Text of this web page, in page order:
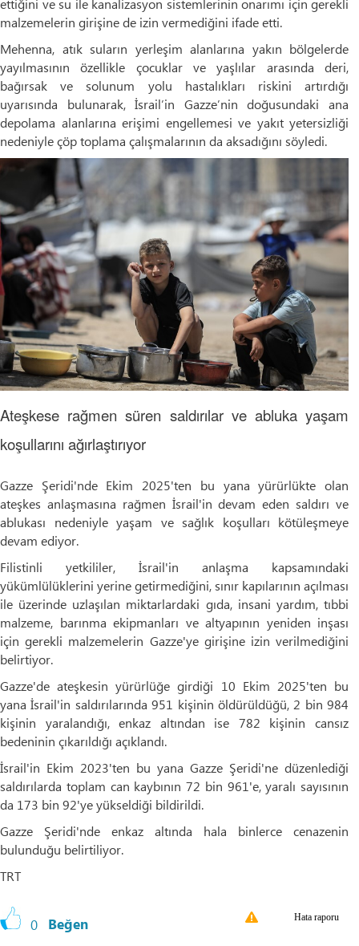
ettiğini ve su ile kanalizasyon sistemlerinin onarımı için gerekli
malzemelerin girişine de izin vermediğini ifade etti.
Mehenna, atık suların yerleşim alanlarına yakın bölgelerde
yayılmasının özellikle çocuklar ve yaşlılar arasında deri,
bağırsak ve solunum yolu hastalıkları riskini artırdığı
uyarısında bulunarak, İsrail’in Gazze’nin doğusundaki ana
depolama alanlarına erişimi engellemesi ve yakıt yetersizliği
nedeniyle çöp toplama çalışmalarının da aksadığını söyledi.
Ateşkese rağmen süren saldırılar ve abluka yaşam
koşullarını ağırlaştırıyor
Gazze Şeridi'nde Ekim 2025'ten bu yana yürürlükte olan
ateşkes anlaşmasına rağmen İsrail'in devam eden saldırı ve
ablukası nedeniyle yaşam ve sağlık koşulları kötüleşmeye
devam ediyor.
Filistinli yetkililer, İsrail'in anlaşma kapsamındaki
yükümlülüklerini yerine getirmediğini, sınır kapılarının açılması
ile üzerinde uzlaşılan miktarlardaki gıda, insani yardım, tıbbi
malzeme, barınma ekipmanları ve altyapının yeniden inşası
için gerekli malzemelerin Gazze'ye girişine izin verilmediğini
belirtiyor.
Gazze'de ateşkesin yürürlüğe girdiği 10 Ekim 2025'ten bu
yana İsrail'in saldırılarında 951 kişinin öldürüldüğü, 2 bin 984
kişinin yaralandığı, enkaz altından ise 782 kişinin cansız
bedeninin çıkarıldığı açıklandı.
İsrail'in Ekim 2023'ten bu yana Gazze Şeridi'ne düzenlediği
saldırılarda toplam can kaybının 72 bin 961'e, yaralı sayısının
da 173 bin 92'ye yükseldiği bildirildi.
Gazze Şeridi'nde enkaz altında hala binlerce cenazenin
bulunduğu belirtiliyor.
TRT
0 Beğen Hata raporu